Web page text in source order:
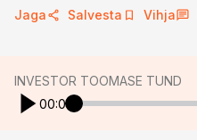
Jaga Salvesta Vihja
INVESTOR TOOMASE TUND
00:00